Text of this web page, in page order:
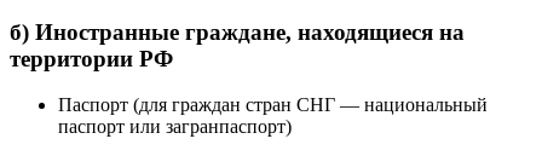
б) Иностранные граждане, находящиеся на
территории РФ
Паспорт (для граждан стран СНГ — национальный
паспорт или загранпаспорт)